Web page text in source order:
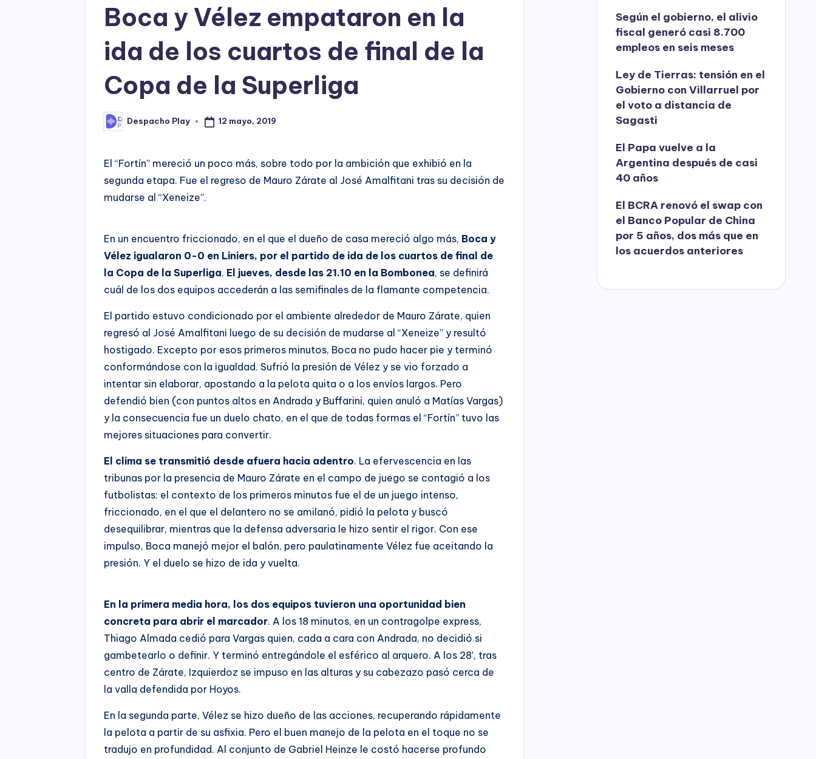
o
P
l
Boca y Vélez empataron en la
ida de los cuartos de final de la
Copa de la Superliga
Posted
by
Despacho Play 12 mayo, 2019
El “Fortín” mereció un poco más, sobre todo por la ambición que exhibió en la
segunda etapa. Fue el regreso de Mauro Zárate al José Amalfitani tras su decisión de
mudarse al “Xeneize”.
En un encuentro friccionado, en el que el dueño de casa mereció algo más, Boca y
Vélez igualaron 0-0 en Liniers, por el partido de ida de los cuartos de final de
la Copa de la Superliga. El jueves, desde las 21.10 en la Bombonea, se definirá
cuál de los dos equipos accederán a las semifinales de la flamante competencia.
El partido estuvo condicionado por el ambiente alrededor de Mauro Zárate, quien
regresó al José Amalfitani luego de su decisión de mudarse al “Xeneize” y resultó
hostigado. Excepto por esos primeros minutos, Boca no pudo hacer pie y terminó
conformándose con la igualdad. Sufrió la presión de Vélez y se vio forzado a
intentar sin elaborar, apostando a la pelota quita o a los envíos largos. Pero
defendió bien (con puntos altos en Andrada y Buffarini, quien anuló a Matías Vargas)
y la consecuencia fue un duelo chato, en el que de todas formas el “Fortín” tuvo las
mejores situaciones para convertir.
El clima se transmitió desde afuera hacia adentro. La efervescencia en las
tribunas por la presencia de Mauro Zárate en el campo de juego se contagió a los
futbolistas: el contexto de los primeros minutos fue el de un juego intenso,
friccionado, en el que el delantero no se amilanó, pidió la pelota y buscó
desequilibrar, mientras que la defensa adversaria le hizo sentir el rigor. Con ese
impulso, Boca manejó mejor el balón, pero paulatinamente Vélez fue aceitando la
presión. Y el duelo se hizo de ida y vuelta.
En la primera media hora, los dos equipos tuvieron una oportunidad bien
concreta para abrir el marcador. A los 18 minutos, en un contragolpe express,
Thiago Almada cedió para Vargas quien, cada a cara con Andrada, no decidió si
gambetearlo o definir. Y terminó entregándole el esférico al arquero. A los 28′, tras
centro de Zárate, Izquierdoz se impuso en las alturas y su cabezazo pasó cerca de
la valla defendida por Hoyos.
En la segunda parte, Vélez se hizo dueño de las acciones, recuperando rápidamente
la pelota a partir de su asfixia. Pero el buen manejo de la pelota en el toque no se
tradujo en profundidad. Al conjunto de Gabriel Heinze le costó hacerse profundo
Según el gobierno, el alivio
fiscal generó casi 8.700
empleos en seis meses
Ley de Tierras: tensión en el
Gobierno con Villarruel por
el voto a distancia de
Sagasti
El Papa vuelve a la
Argentina después de casi
40 años
El BCRA renovó el swap con
el Banco Popular de China
por 5 años, dos más que en
los acuerdos anteriores